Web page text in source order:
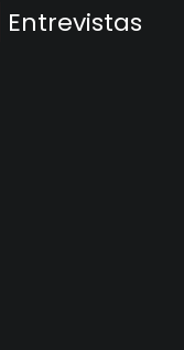
Entrevistas